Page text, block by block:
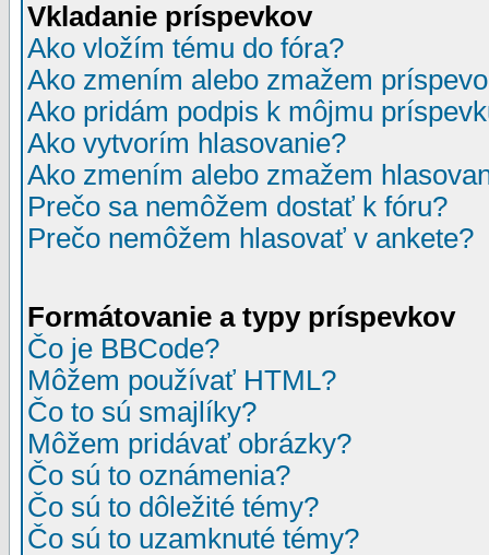
Vkladanie príspevkov
Ako vložím tému do fóra?
Ako zmením alebo zmažem
Ako pridám podpis k môjmu
Ako vytvorím hlasovanie?
Ako zmením alebo zmažem
Prečo sa nemôžem dostať k fóru?
Prečo nemôžem hlasovať v ankete?
Formátovanie a typy príspevkov
Čo je BBCode?
Môžem používať HTML?
Čo to sú smajlíky?
Môžem pridávať obrázky?
Čo sú to oznámenia?
Čo sú to dôležité témy?
Čo sú to uzamknuté témy?